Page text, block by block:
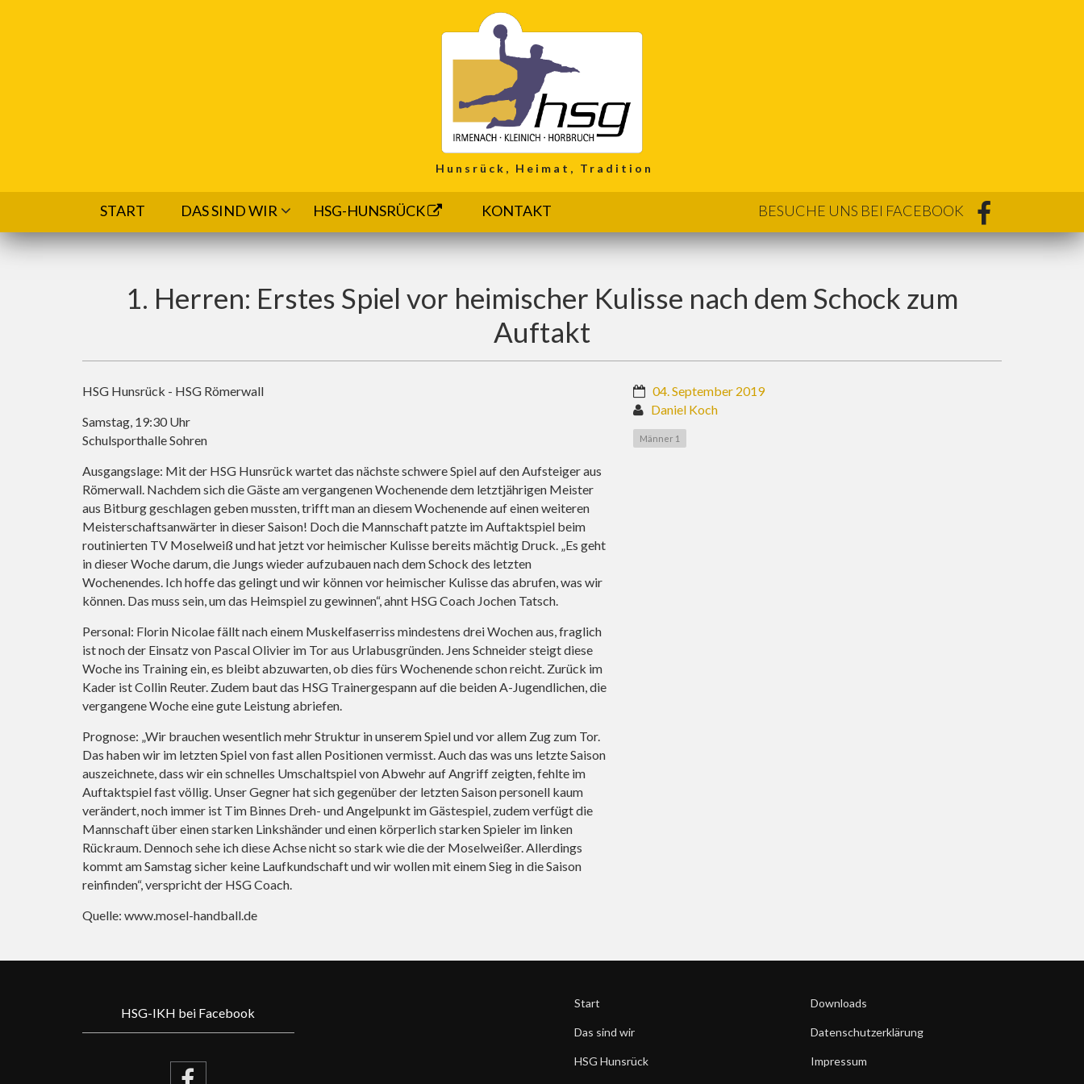
Hunsrück, Heimat, Tradition
START DAS SIND WIR HSG-HUNSRÜCK KONTAKT BESUCHE UNS BEI FACEBOOK
1. Herren: Erstes Spiel vor heimischer Kulisse nach dem Schock zum
Auftakt
HSG Hunsrück - HSG Römerwall
Samstag, 19:30 Uhr
Schulsporthalle Sohren
Ausgangslage: Mit der HSG Hunsrück wartet das nächste schwere Spiel auf den Aufsteiger aus
Römerwall. Nachdem sich die Gäste am vergangenen Wochenende dem letztjährigen Meister
aus Bitburg geschlagen geben mussten, trifft man an diesem Wochenende auf einen weiteren
Meisterschaftsanwärter in dieser Saison! Doch die Mannschaft patzte im Auftaktspiel beim
routinierten TV Moselweiß und hat jetzt vor heimischer Kulisse bereits mächtig Druck. „Es geht
in dieser Woche darum, die Jungs wieder aufzubauen nach dem Schock des letzten
Wochenendes. Ich hoffe das gelingt und wir können vor heimischer Kulisse das abrufen, was wir
können. Das muss sein, um das Heimspiel zu gewinnen“, ahnt HSG Coach Jochen Tatsch.
Personal: Florin Nicolae fällt nach einem Muskelfaserriss mindestens drei Wochen aus, fraglich
ist noch der Einsatz von Pascal Olivier im Tor aus Urlabusgründen. Jens Schneider steigt diese
Woche ins Training ein, es bleibt abzuwarten, ob dies fürs Wochenende schon reicht. Zurück im
Kader ist Collin Reuter. Zudem baut das HSG Trainergespann auf die beiden A-Jugendlichen, die
vergangene Woche eine gute Leistung abriefen.
Prognose: „Wir brauchen wesentlich mehr Struktur in unserem Spiel und vor allem Zug zum Tor.
Das haben wir im letzten Spiel von fast allen Positionen vermisst. Auch das was uns letzte Saison
auszeichnete, dass wir ein schnelles Umschaltspiel von Abwehr auf Angriff zeigten, fehlte im
Auftaktspiel fast völlig. Unser Gegner hat sich gegenüber der letzten Saison personell kaum
verändert, noch immer ist Tim Binnes Dreh- und Angelpunkt im Gästespiel, zudem verfügt die
Mannschaft über einen starken Linkshänder und einen körperlich starken Spieler im linken
Rückraum. Dennoch sehe ich diese Achse nicht so stark wie die der Moselweißer. Allerdings
kommt am Samstag sicher keine Laufkundschaft und wir wollen mit einem Sieg in die Saison
reinfinden“, verspricht der HSG Coach.
Quelle: www.mosel-handball.de
04. September 2019
Daniel Koch
Männer 1
HSG-IKH bei Facebook
Start
Das sind wir
HSG Hunsrück
Downloads
Datenschutzerklärung
Impressum